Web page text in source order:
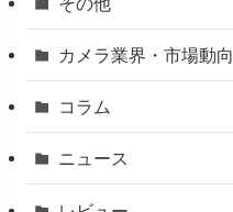
カメラ業界・市場動向
コラム
ニュース